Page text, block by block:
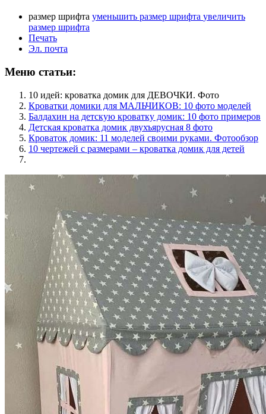
размер шрифта уменьшить размер шрифта увеличить
размер шрифта
Печать
Эл. почта
Меню статьи:
10 идей: кроватка домик для ДЕВОЧКИ. Фото
Кроватки домики для МАЛЬЧИКОВ: 10 фото моделей
Балдахин на детскую кроватку домик: 10 фото примеров
Детская кроватка домик двухъярусная 8 фото
Кроваток домик: 11 моделей своими руками. Фотообзор
10 чертежей с размерами – кроватка домик для детей